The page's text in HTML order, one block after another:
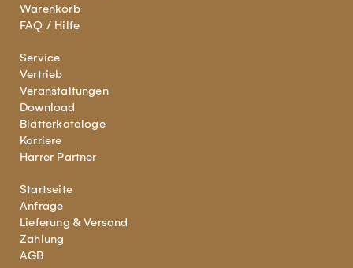
Warenkorb
FAQ / Hilfe
Service
Vertrieb
Veranstaltungen
Download
Blätterkataloge
Karriere
Harrer Partner
Startseite
Anfrage
Lieferung & Versand
Zahlung
AGB